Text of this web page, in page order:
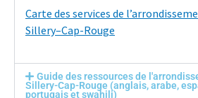
Carte des services de
Sillery–Cap-Rouge
Guide des ressources de
Sillery-Cap-Rouge (anglais, arabe,
portugais et swahili)